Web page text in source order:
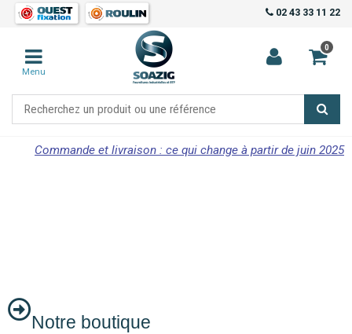
02 43 33 11 22
0
Menu
Commande et livraison : ce qui change à partir de juin 2025
Notre boutique